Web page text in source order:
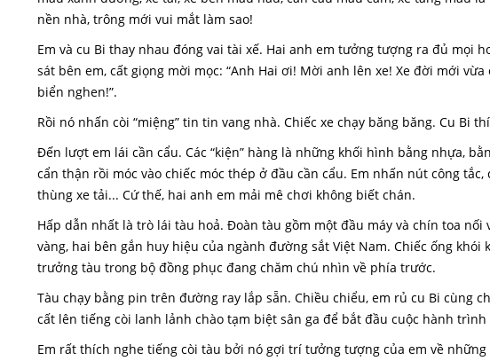
nền nhà, trông mới vui mắt làm sao!
Em và cu Bi thay nhau đóng vai tài xế. Hai anh em tưởng tượng ra đủ mọi
sát bên em, cất giọng mời mọc: “Anh Hai ơi! Mời anh lên xe! Xe đời mới
biển nghen!”.
Rồi nó nhấn còi “miệng” tin tin vang nhà. Chiếc xe chạy băng băng. Cu Bi
Đến lượt em lái cần cẩu. Các “kiện” hàng là những khối hình bằng nhựa,
cẩn thận rồi móc vào chiếc móc thép ở đầu cần cẩu. Em nhấn nút công
thùng xe tải... Cứ thế, hai anh em mải mê chơi không biết chán.
Hấp dẫn nhất là trò lái tàu hoả. Đoàn tàu gồm một đầu máy và chín toa
vàng, hai bên gắn huy hiệu của ngành đường sắt Việt Nam. Chiếc ống
trưởng tàu trong bộ đồng phục đang chăm chú nhìn về phía trước.
Tàu chạy bằng pin trên đường ray lắp sẵn. Chiều chiểu, em rủ cu Bi cùng
cất lên tiếng còi lanh lảnh chào tạm biệt sân ga để bắt đầu cuộc hành
Em rất thích nghe tiếng còi tàu bởi nó gợi trí tưởng tượng của em về